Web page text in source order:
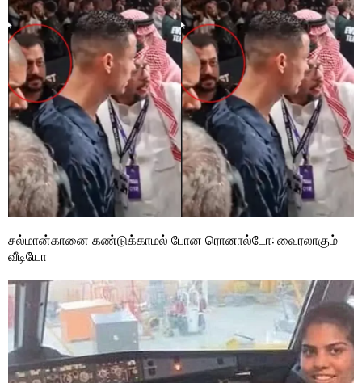
சல்மான்கானை கண்டுக்காமல் போன ரொனால்டோ: வைரலாகும்
வீடியோ